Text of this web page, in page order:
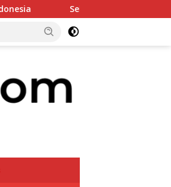
Sekda Apresiasi Inspektorat Provinsi